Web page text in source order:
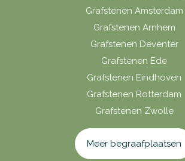
Grafstenen Amsterdam
Grafstenen Arnhem
Grafstenen Deventer
Grafstenen Ede
Grafstenen Eindhoven
Grafstenen Rotterdam
Grafstenen Zwolle
Meer begraafplaatsen